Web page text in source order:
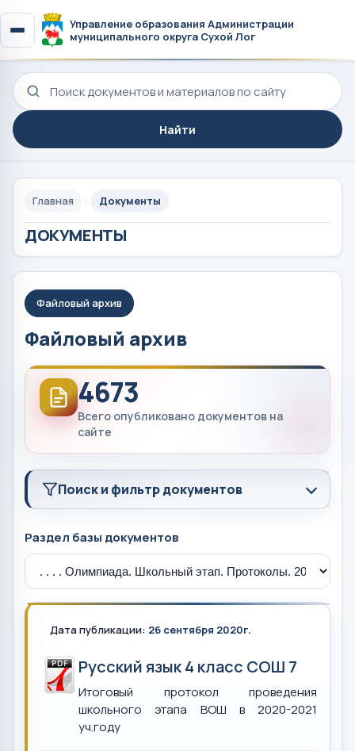
Управление образования Администрации
муниципального округа Сухой Лог
Поиск по сайту
Найти
Главная Документы
ДОКУМЕНТЫ
Файловый архив
Файловый архив
4673
Всего опубликовано документов на
сайте
Поиск и фильтр документов
Раздел базы документов
Дата публикации: 26 сентября 2020г.
Русский язык 4 класс СОШ 7
Итоговый протокол проведения
школьного этапа ВОШ в 2020-2021
уч.году